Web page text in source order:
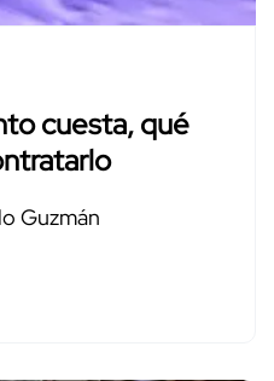
cuesta, qué
Guzmán